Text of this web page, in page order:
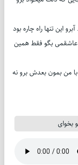
این تنها راه چاره بود
عاشقمی بگو فقط همین
من بمون بعدش برو نه
بخوای